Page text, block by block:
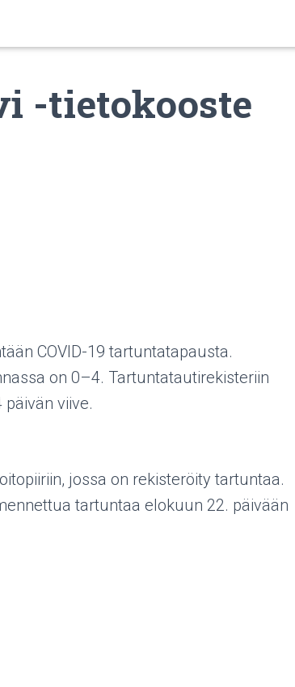
-tietokooste
COVID-19 tartuntatapausta.
on 0–4. Tartuntatautirekisteriin
viive.
jossa on rekisteröity tartuntaa.
tartuntaa elokuun 22. päivään